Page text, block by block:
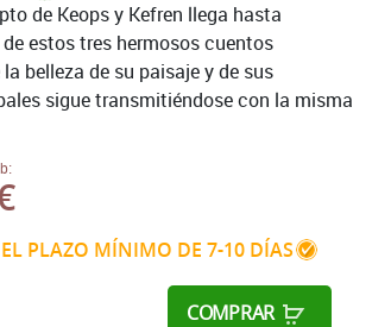
PLAZO MÍNIMO DE 7-10 DÍAS
COMPRAR
de Keops y Kefren llega hasta
estos tres hermosos cuentos
belleza de su paisaje y de sus
sigue transmitiéndose con la misma